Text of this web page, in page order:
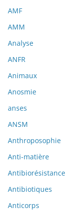
AMF
AMM
Analyse
ANFR
Animaux
Anosmie
anses
ANSM
Anthroposophie
Anti-matière
Antibiorésistance
Antibiotiques
Anticorps